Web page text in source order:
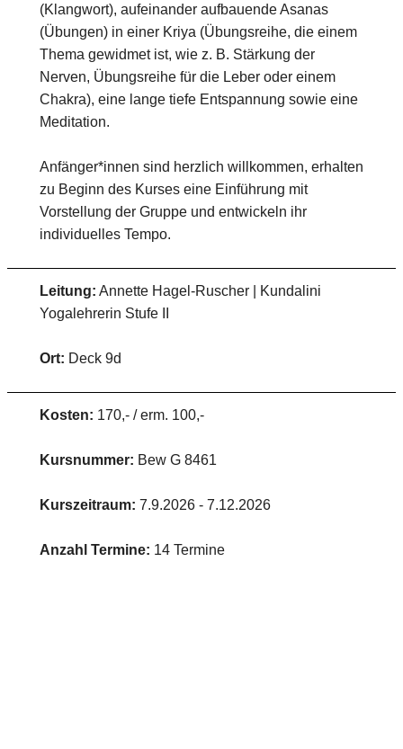
(Klangwort), aufeinander aufbauende Asanas
(Übungen) in einer Kriya (Übungsreihe, die einem
Thema gewidmet ist, wie z. B. Stärkung der
Nerven, Übungsreihe für die Leber oder einem
Chakra), eine lange tiefe Entspannung sowie eine
Meditation.
Anfänger*innen sind herzlich willkommen, erhalten
zu Beginn des Kurses eine Einführung mit
Vorstellung der Gruppe und entwickeln ihr
individuelles Tempo.
Leitung: Annette Hagel-Ruscher | Kundalini
Yogalehrerin Stufe II
Ort: Deck 9d
Kosten: 170,- / erm. 100,-
Kursnummer: Bew G 8461
Kurszeitraum: 7.9.2026 - 7.12.2026
Anzahl Termine: 14 Termine